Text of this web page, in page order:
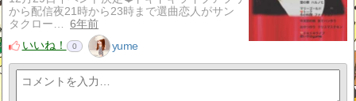
から配信夜21時から23時まで選曲恋人がサン
タクロー…
6年前
いいね！
0 yume